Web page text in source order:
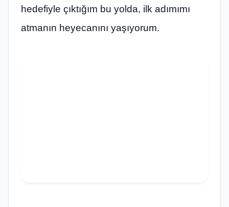
hedefiyle çıktığım bu yolda, ilk adımımı
atmanın heyecanını yaşıyorum.